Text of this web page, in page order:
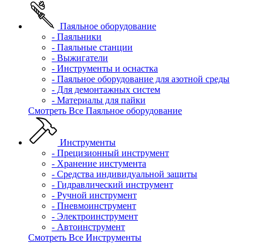
Паяльное оборудование
- Паяльники
- Паяльные станции
- Выжигатели
- Инструменты и оснастка
- Паяльное оборудование для азотной среды
- Для демонтажных систем
- Материалы для пайки
Смотреть Все Паяльное оборудование
Инструменты
- Прецизионный инструмент
- Хранение инстумента
- Средства индивидуальной защиты
- Гидравлический инструмент
- Ручной инструмент
- Пневмоинструмент
- Электроинструмент
- Автоинструмент
Смотреть Все Инструменты